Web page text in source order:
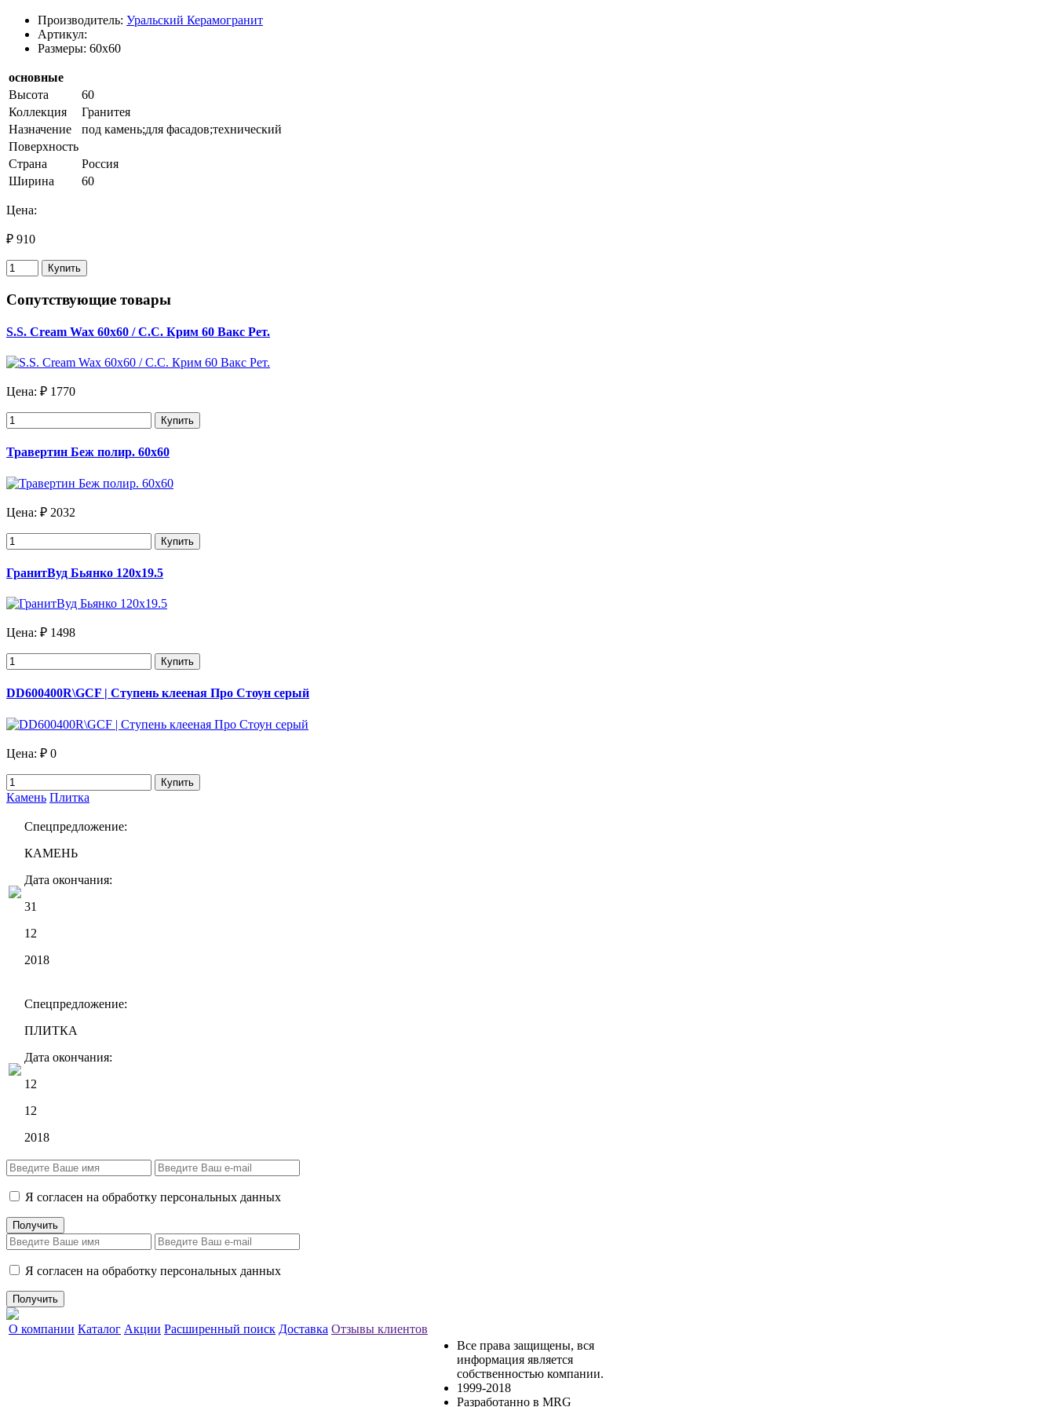
Производитель: Уральский Керамогранит
Артикул:
Размеры: 60x60
основные
Высота
60
Коллекция
Гранитея
Назначение
под камень;для фасадов;технический
Поверхность
Страна
Россия
Ширина
60
Цена:
₽ 910
Купить
Сопутствующие товары
S.S. Cream Wax 60x60 / С.С. Крим 60 Вакс Рет.
Цена: ₽ 1770
Купить
Травертин Беж полир. 60х60
Цена: ₽ 2032
Купить
ГранитВуд Бьянко 120х19.5
Цена: ₽ 1498
Купить
DD600400R\GCF | Ступень клееная Про Стоун серый
Цена: ₽ 0
Купить
Камень Плитка
Спецпредложение:
КАМЕНЬ
Дата окончания:
31
12
2018
Спецпредложение:
ПЛИТКА
Дата окончания:
12
12
2018
Я согласен на обработку персональных данных
Я согласен на обработку персональных данных
О компании Каталог Акции Расширенный поиск Доставка Отзывы клиентов
Все права защищены, вся
информация является
собственностью компании.
1999-2018
Разработанно в MRG